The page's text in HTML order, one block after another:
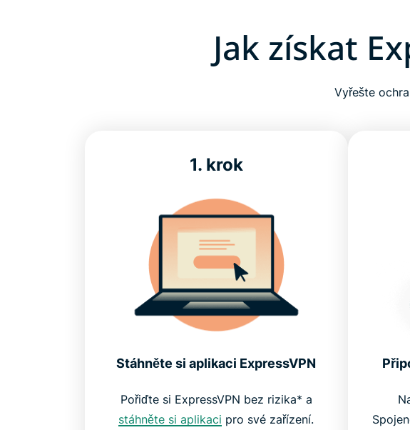
Jak získat
Vyřešte
1. krok
Stáhněte si aplikaci ExpressVPN
Pořiďte si ExpressVPN bez rizika* a
stáhněte si aplikaci pro své zařízení.